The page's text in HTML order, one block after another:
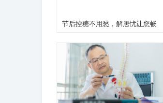
节后控糖不用愁，解唐忧让您畅